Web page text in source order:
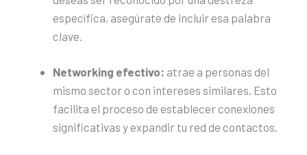
específica, asegúrate de incluir esa palabra
clave.
Networking efectivo: atrae a personas del
mismo sector o con intereses similares. Esto
facilita el proceso de establecer conexiones
significativas y expandir tu red de contactos.